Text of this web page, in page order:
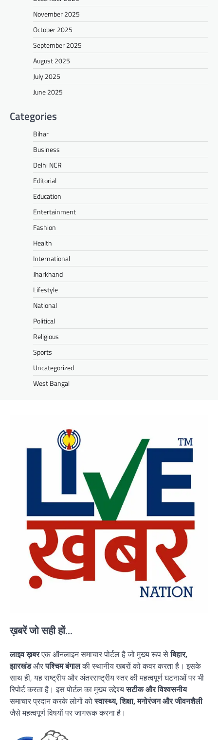
November 2025
October 2025
September 2025
August 2025
July 2025
June 2025
Categories
Bihar
Business
Delhi NCR
Editorial
Education
Entertainment
Fashion
Health
International
Jharkhand
Lifestyle
National
Political
Religious
Sports
Uncategorized
West Bangal
ख़बरें जो सही हों...
लाइव ख़बरएक ऑनलाइन समाचार पोर्टल है जो मुख्य रूप सेबिहार,
झारखंडऔरपश्चिम बंगालकी स्थानीय खबरों को कवर करता है। इसके
साथ ही, यह राष्ट्रीय और अंतरराष्ट्रीय स्तर की महत्वपूर्ण घटनाओं पर भी
रिपोर्ट करता है। इस पोर्टल का मुख्य उद्देश्यसटीक और विश्वसनीय
समाचार प्रदान करके लोगों कोस्वास्थ्य, शिक्षा, मनोरंजन और जीवनशैली
जैसे महत्वपूर्ण विषयों पर जागरूक करना है।